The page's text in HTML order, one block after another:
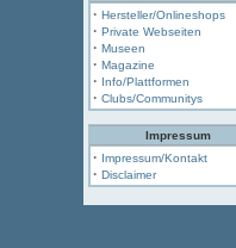
· Hersteller/Onlineshops
· Private Webseiten
· Museen
· Magazine
· Info/Plattformen
· Clubs/Communitys
Impressum
· Impressum/Kontakt
· Disclaimer